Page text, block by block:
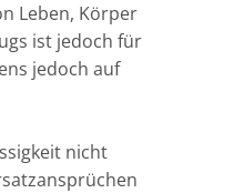
Leben, Körper
ist jedoch für
jedoch auf
nicht